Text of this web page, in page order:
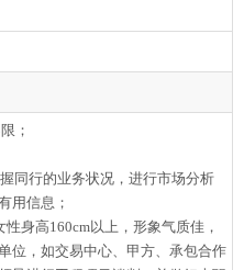
；
同行的业务状况，进行市场分析
用信息；
身高160cm以上，形象气质佳，
位，如交易中心、甲方、承包合作